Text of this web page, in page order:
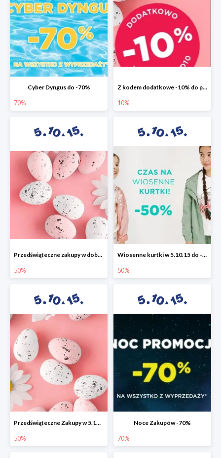
Cyber Dyngus do -70%
70%
Z kodem dodatkowe -10% do promocji -50%!
10%
Przedświąteczne zakupy w dobrym stylu -50%
50%
Wiosenne kurtki w 5.10.15 do -50%
50%
Przedświąteczne Zakupy w 5.10.15 do -50%
50%
Noce Zakupów -70%
70%